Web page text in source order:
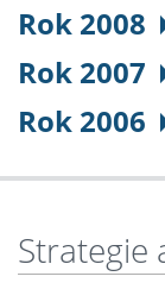
Rok 2008
Rok 2007
Rok 2006
Strategie